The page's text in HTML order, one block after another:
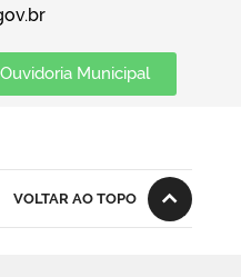
Ouvidoria Municipal
VOLTAR AO TOPO